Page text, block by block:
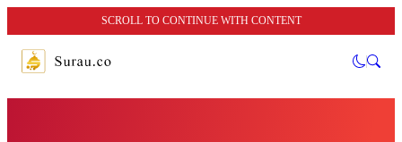
SCROLL TO CONTINUE WITH CONTENT